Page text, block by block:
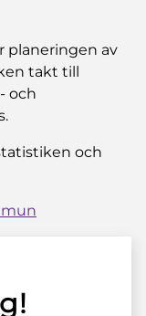
planeringen av
takt till
och
och